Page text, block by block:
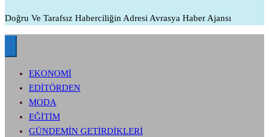
Doğru Ve Tarafsız Haberciliğin Adresi Avrasya Haber Ajansı
EKONOMİ
EDİTÖRDEN
MODA
EĞİTİM
GÜNDEMİN GETİRDİKLERİ